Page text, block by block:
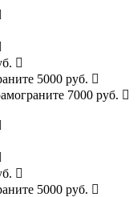
5000 руб.
7000 руб.
5000 руб.